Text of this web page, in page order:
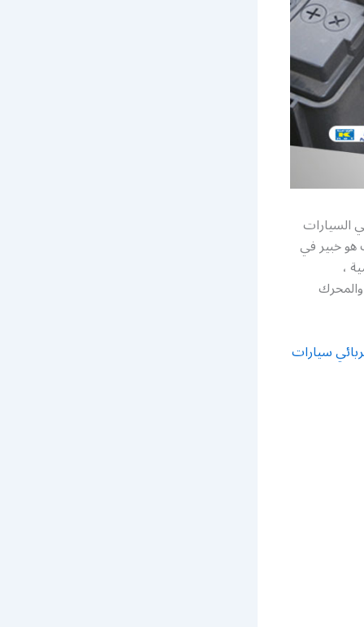
السيارات
هو خبير في
،
والمحرك
سيارات